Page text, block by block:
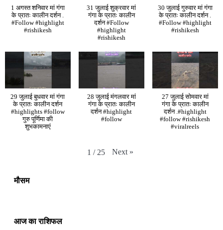
1 अगस्त शनिवार मां गंगा
के प्रातः कालीन दर्शन .
#Follow #highlight
#rishikesh
31 जुलाई शुक्रवार मां
गंगा के प्रातः कालीन
दर्शन #Follow
#highlight
#rishikesh
30 जुलाई गुरुवार मां गंगा
के प्रातः कालीन दर्शन .
#Follow #highlight
#rishikesh
29 जुलाई बुधवार मां गंगा
के प्रातः कालीन दर्शन
#highlights #follow
गुरु पूर्णिमा की
शुभकामनाएं
28 जुलाई मंगलवार मां
गंगा के प्रातः कालीन
दर्शन #highlight
#follow
27 जुलाई सोमवार मां
गंगा के प्रातः कालीन
दर्शन .#highlight
#follow #rishikesh
#viralreels
1 / 25 Next »
मौसम
आज का राशिफल